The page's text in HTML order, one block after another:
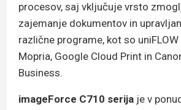
procesov, saj vključuje vrsto
zajemanje dokumentov in
različne programe, kot so
Mopria, Google Cloud Print in
Business.
imageForce C710 serija je v